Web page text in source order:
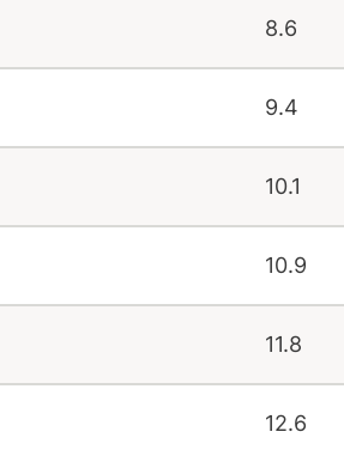
8.6
9.4
10.1
10.9
11.8
12.6